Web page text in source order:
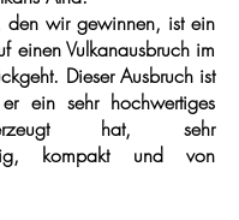
den wir gewinnen, ist ein
einen Vulkanausbruch im
Dieser Ausbruch ist
ein sehr hochwertiges
hat, sehr
kompakt und von